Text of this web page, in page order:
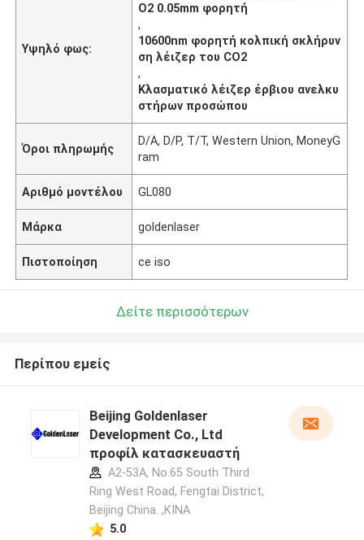
Υψηλό φως:
O2 0.05mm φορητή
,
10600nm φορητή κολπική σκλήρυν
ση λέιζερ του CO2
,
Κλασματικό λέιζερ έρβιου ανελκυ
στήρων προσώπου
Όροι πληρωμής
D/A, D/P, T/T, Western Union, MoneyG
ram
Αριθμό μοντέλου GL080
Μάρκα goldenlaser
Πιστοποίηση ce iso
Δείτε περισσότερων
Περίπου εμείς
Beijing Goldenlaser
Development Co., Ltd
προφίλ κατασκευαστή
A2-53A, No.65 South Third
Ring West Road, Fengtai District,
Beijing China. ,ΚΙΝΑ
5.0